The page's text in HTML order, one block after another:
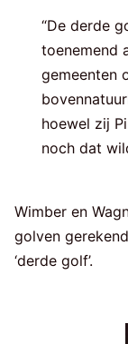
“De derde
toenemend
gemeenten
hoewel zij
noch dat
Wimber en
golven
‘derde golf’.